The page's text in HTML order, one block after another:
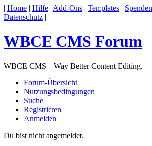
| Home | Hilfe | Add-Ons | Templates | Spenden
Datenschutz |
WBCE CMS Forum
WBCE CMS – Way Better Content Editing.
Forum-Übersicht
Nutzungsbedingungen
Suche
Registrieren
Anmelden
Du bist nicht angemeldet.